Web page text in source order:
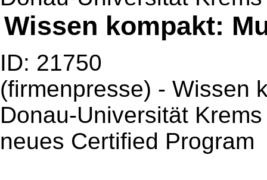
Wissen kompakt:
ID: 21750
(firmenpresse) - Wissen
Donau-Universität
neues Certified Program